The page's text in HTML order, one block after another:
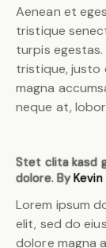
Aenean et
tristique
turpis egestas.
tristique, justo
magna
neque at,
Stet clita kasd
dolore. By
Lorem ipsum
elit, sed do
dolore magna